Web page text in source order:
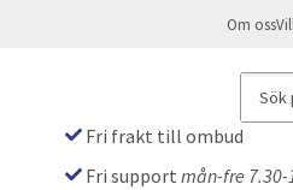
Om oss
Fri frakt till ombud
Fri support mån-fre 7.30-